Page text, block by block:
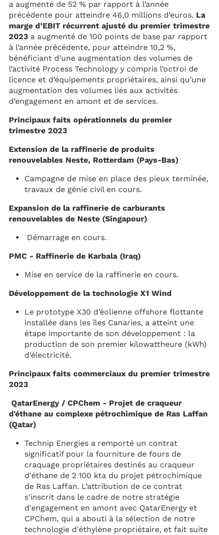
a augmenté de 52 % par rapport à l’année
précédente pour atteindre 46,0 millions d’euros. La
marge d’EBIT récurrent ajusté du premier trimestre
2023 a augmenté de 100 points de base par rapport
à l’année précédente, pour atteindre 10,2 %,
bénéficiant d’une augmentation des volumes de
l’activité Process Technology y compris l’octroi de
licence et d’équipements propriétaires, ainsi qu’une
augmentation des volumes liés aux activités
d’engagement en amont et de services.
Principaux faits opérationnels du premier
trimestre 2023
Extension de la raffinerie de produits
renouvelables Neste, Rotterdam (Pays-Bas)
Campagne de mise en place des pieux terminée,
travaux de génie civil en cours.
Expansion de la raffinerie de carburants
renouvelables de Neste (Singapour)
Démarrage en cours.
PMC - Raffinerie de Karbala (Iraq)
Mise en service de la raffinerie en cours.
Développement de la technologie X1 Wind
Le prototype X30 d’éolienne offshore flottante
installée dans les îles Canaries, a atteint une
étape importante de son développement : la
production de son premier kilowattheure (kWh)
d’électricité.
Principaux faits commerciaux du premier trimestre
2023
QatarEnergy / CPChem - Projet de craqueur
d'éthane au complexe pétrochimique de Ras Laffan
(Qatar)
Technip Energies a remporté un contrat
significatif pour la fourniture de fours de
craquage propriétaires destinés au craqueur
d'éthane de 2 100 kta du projet pétrochimique
de Ras Laffan. L’attribution de ce contrat
s'inscrit dans le cadre de notre stratégie
d'engagement en amont avec QatarEnergy et
CPChem, qui a abouti à la sélection de notre
technologie d'éthylène propriétaire, et fait suite